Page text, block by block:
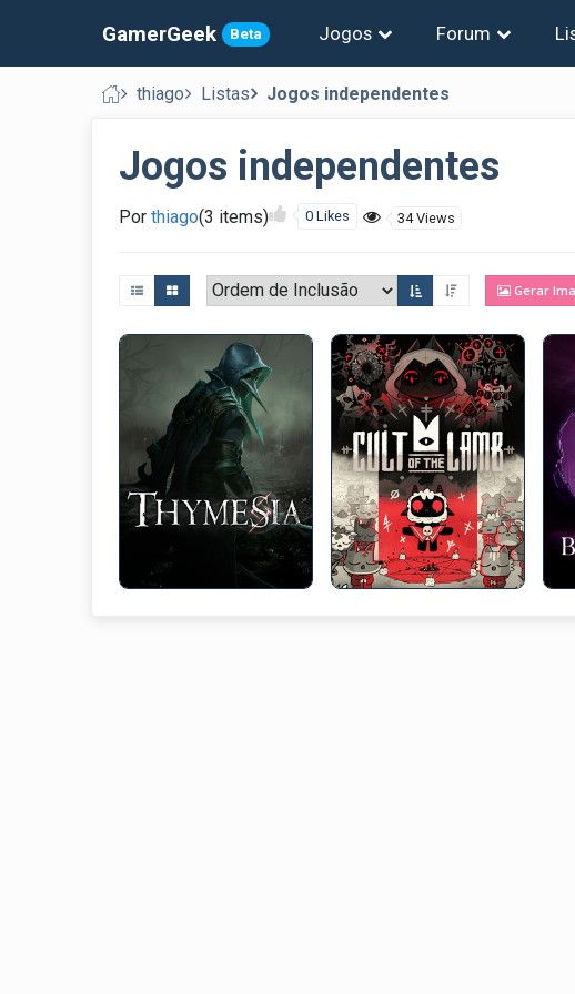
GamerGeek Beta Jogos Forum
thiago Listas Jogos independentes
Jogos independentes
Por thiago(3 items) 0 Likes 34 Views
Gerar